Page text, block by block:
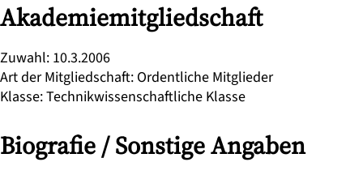
Akademiemitgliedschaft
Zuwahl: 10.3.2006
Art der Mitgliedschaft: Ordentliche Mitglieder
Klasse:Technikwissenschaftliche Klasse
Biografie / Sonstige Angaben